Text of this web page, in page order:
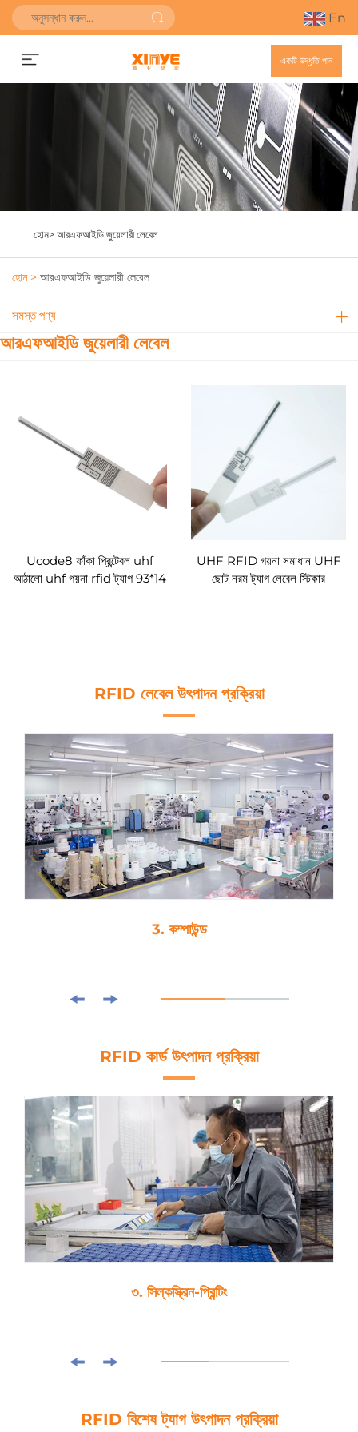
En
একটি উদ্ধৃতি পান
হোম>আরএফআইডি জুয়েলারী লেবেল
হোম > আরএফআইডি জুয়েলারী লেবেল
সমস্ত পণ্য
আরএফআইডি জুয়েলারী লেবেল
Ucode8 ফাঁকা প্রিন্টেবল uhf
আঠালো uhf গয়না rfid ট্যাগ 93*14
UHF RFID গয়না সমাধান UHF
ছোট নরম ট্যাগ লেবেল স্টিকার
RFID লেবেল উৎপাদন প্রক্রিয়া
3. কম্পাউন্ড
RFID কার্ড উৎপাদন প্রক্রিয়া
৩. সিল্কস্ক্রিন-প্রিন্টিং
RFID বিশেষ ট্যাগ উৎপাদন প্রক্রিয়া